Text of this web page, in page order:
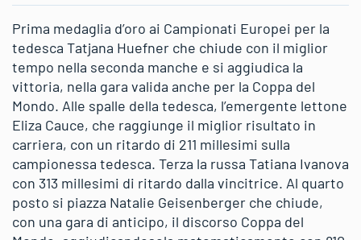
Prima medaglia d’oro ai Campionati Europei per la
tedesca Tatjana Huefner che chiude con il miglior
tempo nella seconda manche e si aggiudica la
vittoria, nella gara valida anche per la Coppa del
Mondo. Alle spalle della tedesca, l’emergente lettone
Eliza Cauce, che raggiunge il miglior risultato in
carriera, con un ritardo di 211 millesimi sulla
campionessa tedesca. Terza la russa Tatiana Ivanova
con 313 millesimi di ritardo dalla vincitrice. Al quarto
posto si piazza Natalie Geisenberger che chiude,
con una gara di anticipo, il discorso Coppa del